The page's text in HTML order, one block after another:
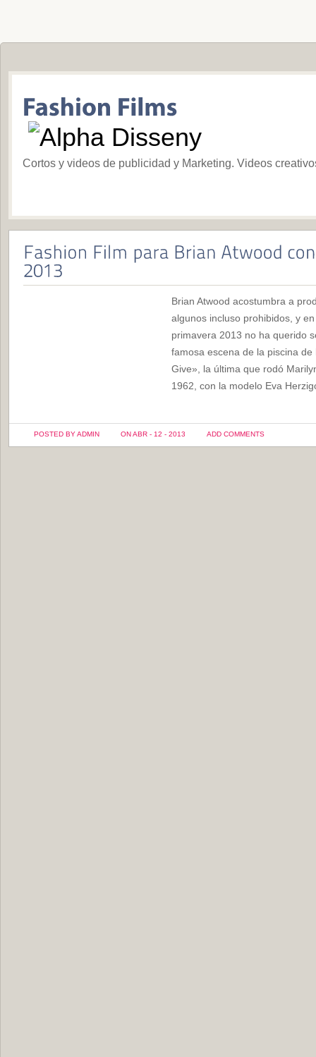
Cortos y videos de publicidad y Marketing. Videos
Brian Atwood acostumbra a
algunos incluso prohibidos, y
primavera 2013 no ha querido
famosa escena de la piscina de
Give», la última que rodó
1962, con la modelo Eva
POSTED BY ADMIN ON ABR - 12 - 2013 ADD COMMENTS